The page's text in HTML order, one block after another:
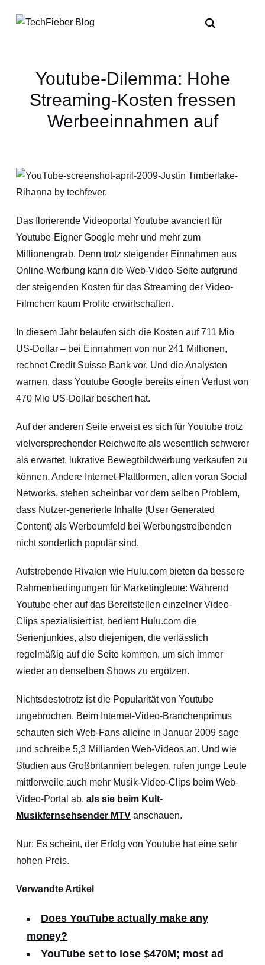
Youtube-Dilemma: Hohe
Streaming-Kosten fressen
Werbeeinnahmen auf
Das florierende Videoportal Youtube avanciert für
Youtube-Eigner Google mehr und mehr zum
Millionengrab. Denn trotz steigender Einnahmen aus
Online-Werbung kann die Web-Video-Seite aufgrund
der steigenden Kosten für das Streaming der Video-
Filmchen kaum Profite erwirtschaften.
In diesem Jahr belaufen sich die Kosten auf 711 Mio
US-Dollar – bei Einnahmen von nur 241 Millionen,
rechnet Credit Suisse Bank vor. Und die Analysten
warnen, dass Youtube Google bereits einen Verlust von
470 Mio US-Dollar beschert hat.
Auf der anderen Seite erweist es sich für Youtube trotz
vielversprechender Reichweite als wesentlich schwerer
als erwartet, lukrative Bewegtbildwerbung verkaufen zu
können. Andere Internet-Plattformen, allen voran Social
Networks, stehen scheinbar vor dem selben Problem,
dass Nutzer-generierte Inhalte (User Generated
Content) als Werbeumfeld bei Werbungstreibenden
nicht sonderlich populär sind.
Aufstrebende Rivalen wie Hulu.com bieten da bessere
Rahmenbedingungen für Marketingleute: Während
Youtube eher auf das Bereitstellen einzelner Video-
Clips spezialisiert ist, bedient Hulu.com die
Serienjunkies, also diejenigen, die verlässlich
regelmäßig auf die Seite kommen, um sich immer
wieder an denselben Shows zu ergötzen.
Nichtsdestotrotz ist die Popularität von Youtube
ungebrochen. Beim Internet-Video-Branchenprimus
schauten sich Web-Fans alleine in Januar 2009 sage
und schreibe 5,3 Milliarden Web-Videos an. Und wie
Studien aus Großbritannien belegen, rufen junge Leute
mittlerweile auch mehr Musik-Video-Clips beim Web-
Video-Portal ab, als sie beim Kult-
Musikfernsehsender MTVanschauen.
Nur: Es scheint, der Erfolg von Youtube hat eine sehr
hohen Preis.
Verwandte Artikel
Does YouTube actually make any
money?
YouTube set to lose $470M; most ad